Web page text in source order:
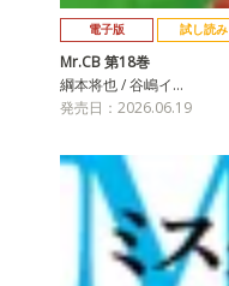
電子版 試し読み
Mr.CB 第18巻
綱本将也 / 谷嶋イ…
発売日：2026.06.19